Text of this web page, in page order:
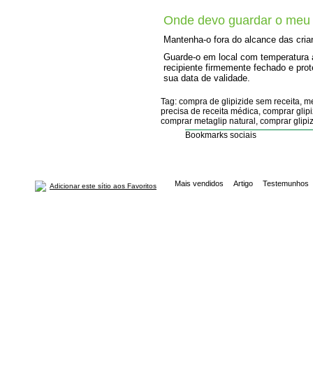
Onde devo guardar o
Mantenha-o fora do alcance das
Guarde-o em local com
recipiente firmemente fechado e
sua data de validade.
Tag: compra de glipizide sem receita,
precisa de receita médica, comprar
comprar metaglip natural, comprar
Bookmarks sociais
Adicionar este sítio aos Favoritos Mais vendidos Artigo Testemunhos